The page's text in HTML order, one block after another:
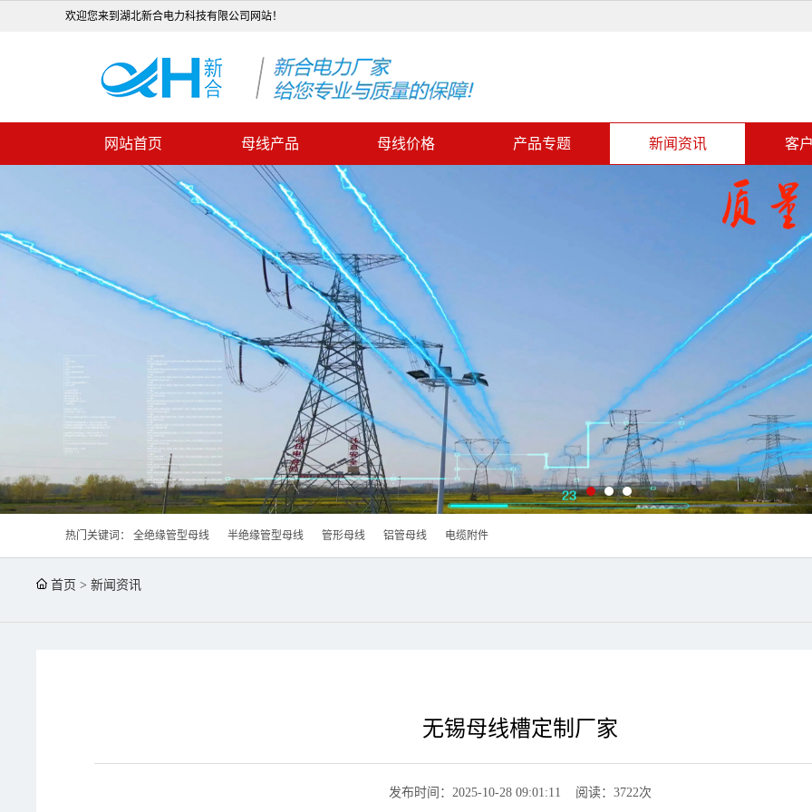
欢迎您来到湖北新合电力科技有限公司网站！
网站首页 母线产品 母线价格 产品专题 新闻资讯 客
热门关键词： 全绝缘管型母线 半绝缘管型母线 管形母线 铝管母线 电缆附件
首页 >新闻资讯
无锡母线槽定制厂家
发布时间：2025-10-28 09:01:11 阅读：3722次